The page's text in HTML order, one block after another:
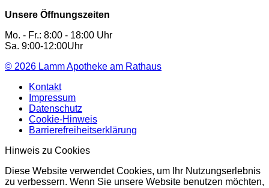
Unsere Öffnungszeiten
Mo. - Fr.: 8:00 - 18:00 Uhr
Sa. 9:00-12:00Uhr
© 2026 Lamm Apotheke am Rathaus
Kontakt
Impressum
Datenschutz
Cookie-Hinweis
Barrierefreiheitserklärung
Hinweis zu Cookies
Diese Website verwendet Cookies, um Ihr Nutzungserlebnis
zu verbessern. Wenn Sie unsere Website benutzen möchten,